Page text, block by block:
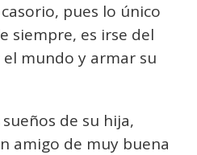
pues lo único
siempre, es irse del
mundo y armar su
de su hija,
amigo de muy buena